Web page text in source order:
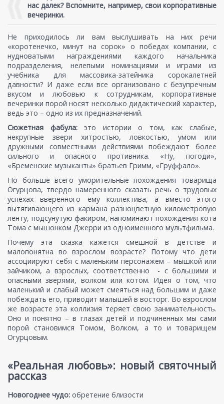
нас далек? Вспомните, например, свои корпоративные
вечеринки.
Не приходилось ли вам выслушивать на них речи
«коротенечко, минут на сорок» о победах компании, с
нудноватыми награждениями каждого начальника
подразделения, нелепыми номинациями и играми из
учебника для массовика-затейника сорокалетней
давности? И даже если все организовано с безупречным
вкусом и любовью к сотрудникам, корпоративные
вечеринки порой носят несколько дидактический характер,
ведь это – одно из их предназначений.
Сюжетная фабула:это истории о том, как слабые,
некрупные звери хитростью, ловкостью, умом или
дружными совместными действиями побеждают более
сильного и опасного противника. «Ну, погоди»,
«Бременские музыканты» братьев Гримм, «Груффало».
Но больше всего уморительные похождения товарища
Огурцова, твердо намеренного сказать речь о трудовых
успехах вверенного ему коллектива, а вместо этого
вытягивающего из кармана разноцветную километровую
ленту, подсунутую факиром, напоминают похождения кота
Тома с мышонком Джерри из одноименного мультфильма.
Почему эта сказка кажется смешной в детстве и
малопонятна во взрослом возрасте? Потому что дети
ассоциируют себя с маленьким персонажем – мышкой или
зайчиком, а взрослых, соответственно - с большими и
опасными зверями, волком или котом. Идея о том, что
маленький и слабый может смеяться над большим и даже
побеждать его, приводит малышей в восторг. Во взрослом
же возрасте эта коллизия теряет свою занимательность.
Оно и понятно – в глазах детей и подчиненных мы сами
порой становимся Томом, Волком, а то и товарищем
Огурцовым.
«Реальная любовь»: новый святочный
рассказ
Новогоднее чудо: обретение близости